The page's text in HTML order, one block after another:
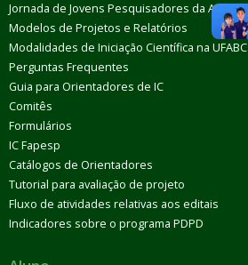
Jornada de Jovens Pesquisadores da AUGM
Modelos de Projetos e Relatórios
Modalidades de Iniciação Científica na UFABC
Perguntas Frequentes
Guia para Orientadores de IC
Comitês
Formulários
IC Fapesp
Catálogos de Orientadores
Tutorial para avaliação de projeto
Fluxo de atividades relativas aos editais
Indicadores sobre o programa PDPD